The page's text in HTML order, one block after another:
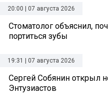
20:00 | 07 августа 2026
Стоматолог объяснил,
портиться зубы
19:31 | 07 августа 2026
Сергей Собянин открыл
Энтузиастов